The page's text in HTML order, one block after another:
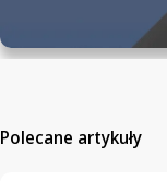
Polecane artykuły